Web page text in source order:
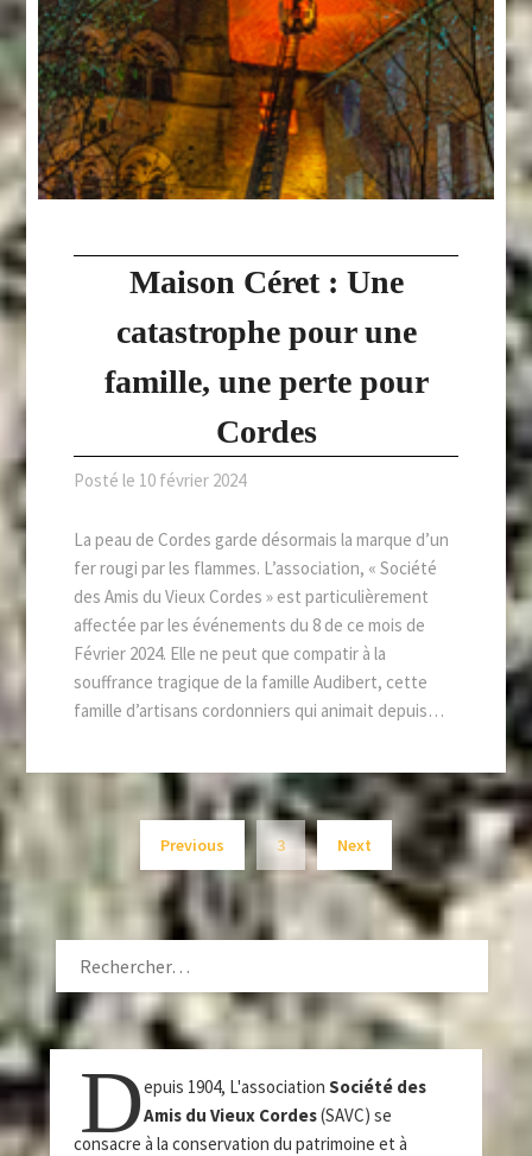
Maison Céret : Une
catastrophe pour une
famille, une perte pour
Cordes
Posté le 10 février 2024
La peau de Cordes garde désormais la marque d’un
fer rougi par les flammes. L’association, « Société
des Amis du Vieux Cordes » est particulièrement
affectée par les événements du 8 de ce mois de
Février 2024. Elle ne peut que compatir à la
souffrance tragique de la famille Audibert, cette
famille d’artisans cordonniers qui animait depuis…
Previous 3 Next
RECHERCHER :
Depuis 1904, L'associationSociété des
Amis du Vieux Cordes(SAVC) se
consacre à la conservation du patrimoine et à